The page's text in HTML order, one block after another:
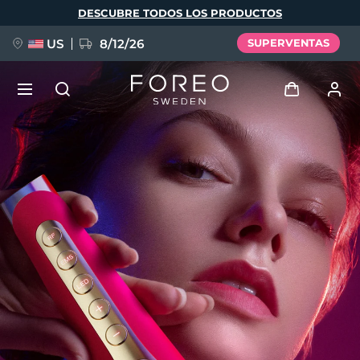
DESCUBRE TODOS LOS PRODUCTOS
US 8/12/26 SUPERVENTAS
Iniciar sesión
Perfil de usuario
Mis dispositivos
Mis pedidos
Mis direcciones
Mis suscripciones
NUEVO
FAQ™ Pure Beauty-Tech Elixir
BREAKING NEWS
issa™ Teeth Whitening Set
Idioma
English Deutsch
Español
Français
Italiano
Português
Polski
Svenska
Русский
Türkçe
简体中文 繁體中文